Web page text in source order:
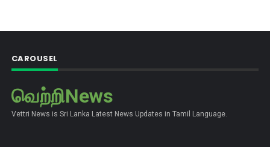
CAROUSEL
வெற்றிNews
Vettri News is Sri Lanka Latest News Updates in Tamil Language.